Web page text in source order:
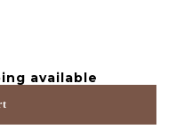
available